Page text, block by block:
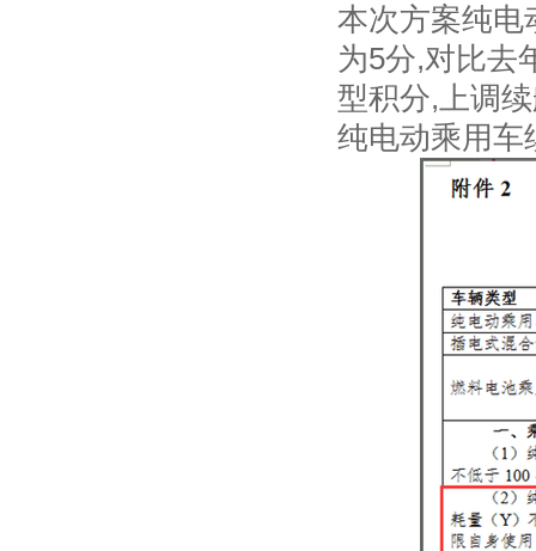
本次方案纯电
为5分,对比去
型积分,上调
纯电动乘用车